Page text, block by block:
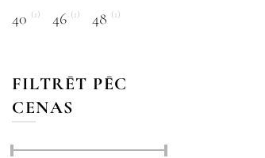
40 (1) 46 (1) 48 (1)
FILTRĒT PĒC
CENAS